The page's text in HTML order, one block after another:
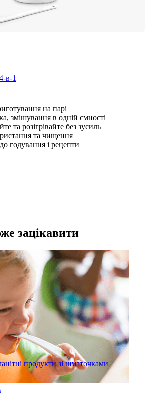
в-1
на парі
змішування в одній ємності
та розігрівайте без зусиль
та чищення
годування і рецепти
зацікавити
продукти зі шматочками